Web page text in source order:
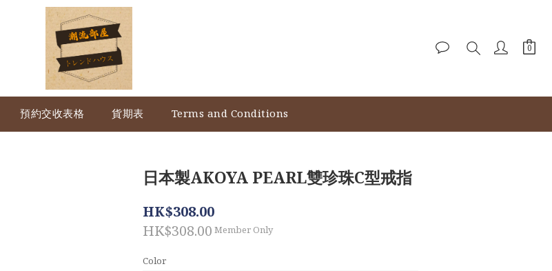
預約交收表格 貨期表 Terms and Conditions
日本製AKOYA PEARL雙珍珠C型戒指
HK$308.00
HK$308.00 Member Only
Color